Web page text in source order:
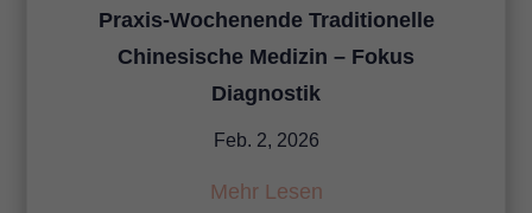
Praxis-Wochenende Traditionelle
Chinesische Medizin – Fokus
Diagnostik
Feb. 2, 2026
Mehr Lesen